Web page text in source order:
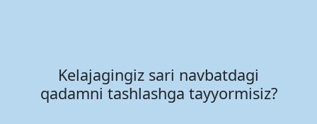
Kelajagingiz sari navbatdagi
qadamni tashlashga tayyormisiz?